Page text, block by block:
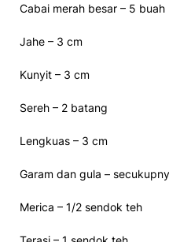
Cabai merah besar – 5 buah
Jahe – 3 cm
Kunyit – 3 cm
Sereh – 2 batang
Lengkuas – 3 cm
Garam dan gula –
Merica – 1/2 sendok teh